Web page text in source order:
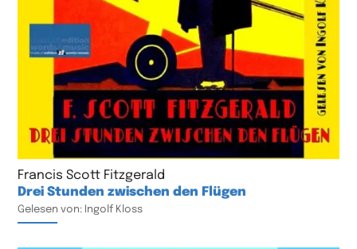
Francis Scott Fitzgerald
Drei Stunden zwischen den Flügen
Gelesen von: Ingolf Kloss